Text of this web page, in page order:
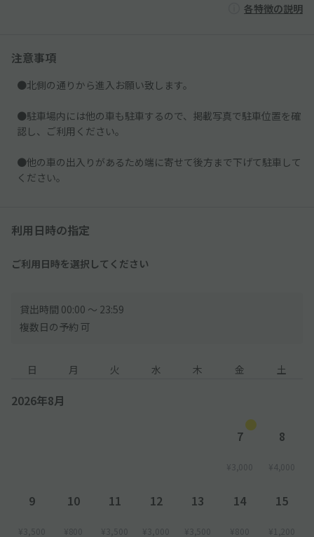
各特徴の説明
注意事項
●北側の通りから進入お願い致します。
●駐車場内には他の車も駐車するので、掲載写真で駐車位置を確
認し、ご利用ください。
●他の車の出入りがあるため端に寄せて後方まで下げて駐車して
ください。
利用日時の指定
ご利用日時を選択してください
貸出時間 00:00 〜 23:59
複数日の予約 可
日 月 火 水 木 金 土
2026年8月
7
¥3,000
8
¥4,000
9
¥3,500
10
¥800
11
¥3,500
12
¥3,000
13
¥3,500
14
¥800
15
¥1,200